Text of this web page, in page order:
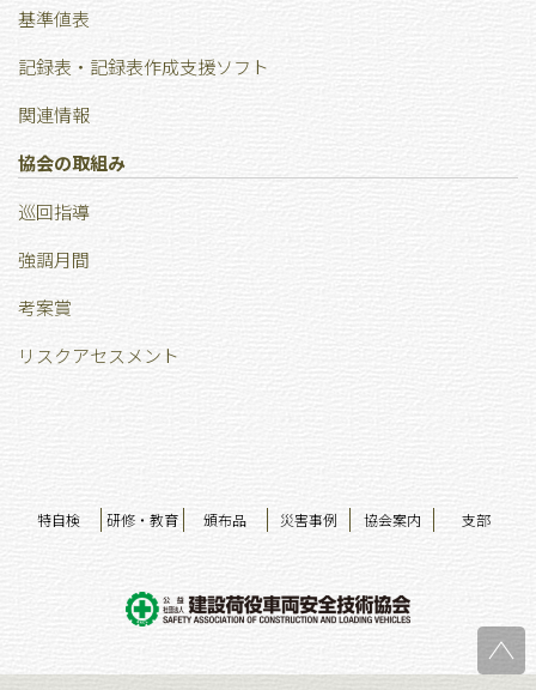
基準値表
記録表・記録表作成支援ソフト
関連情報
協会の取組み
巡回指導
強調⽉間
考案賞
リスクアセスメント
特自検 研修・教育 頒布品 災害事例 協会案内 支部